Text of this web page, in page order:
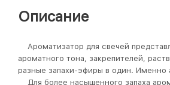
Описание
Ароматизатор для свечей
ароматного тона, закрепителей,
разные запахи-эфиры в один.
Для более насыщенного запаха